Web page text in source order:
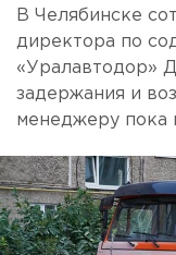
В Челябинске
директора по
«Уралавтодор»
задержания и
менеджеру пока